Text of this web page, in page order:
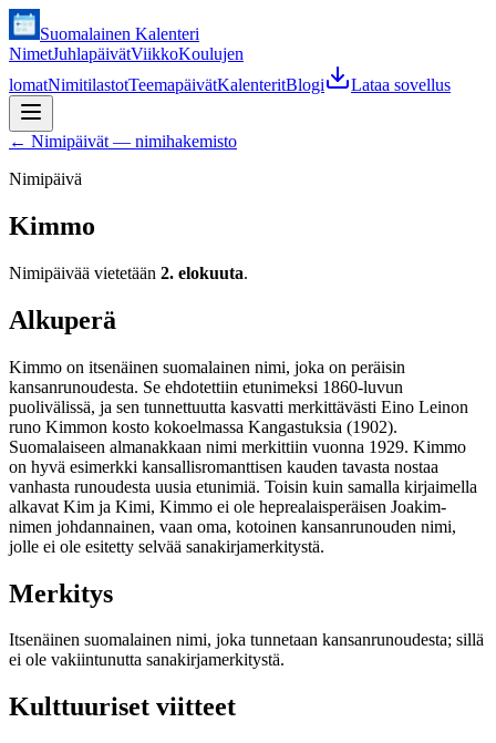
Suomalainen Kalenteri
NimetJuhlapäivätViikkoKoulujen
lomatNimitilastotTeemapäivätKalenteritBlogi Lataa sovellus
← Nimipäivät — nimihakemisto
Nimipäivä
Kimmo
Nimipäivää vietetään 2. elokuuta.
Alkuperä
Kimmo on itsenäinen suomalainen nimi, joka on peräisin
kansanrunoudesta. Se ehdotettiin etunimeksi 1860-luvun
puolivälissä, ja sen tunnettuutta kasvatti merkittävästi Eino Leinon
runo Kimmon kosto kokoelmassa Kangastuksia (1902).
Suomalaiseen almanakkaan nimi merkittiin vuonna 1929. Kimmo
on hyvä esimerkki kansallisromanttisen kauden tavasta nostaa
vanhasta runoudesta uusia etunimiä. Toisin kuin samalla kirjaimella
alkavat Kim ja Kimi, Kimmo ei ole heprealaisperäisen Joakim-
nimen johdannainen, vaan oma, kotoinen kansanrunouden nimi,
jolle ei ole esitetty selvää sanakirjamerkitystä.
Merkitys
Itsenäinen suomalainen nimi, joka tunnetaan kansanrunoudesta; sillä
ei ole vakiintunutta sanakirjamerkitystä.
Kulttuuriset viitteet